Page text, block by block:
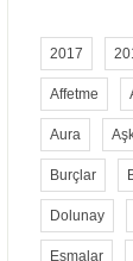
2017
Affetme
Aura
Burçlar
Dolunay
Esmalar